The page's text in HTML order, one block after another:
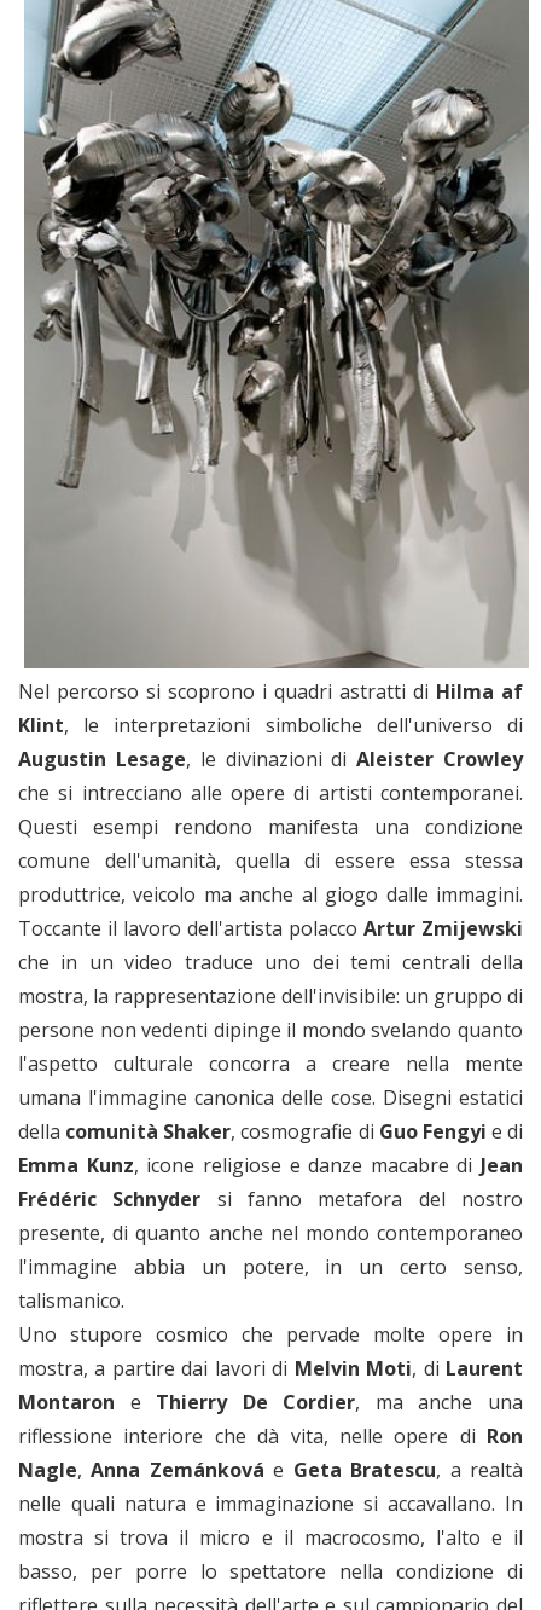
Nel percorso si scoprono i quadri astratti di Hilma af
Klint, le interpretazioni simboliche dell'universo di
Augustin Lesage, le divinazioni diAleister Crowley
che si intrecciano alle opere di artisti contemporanei.
Questi esempi rendono manifesta una condizione
comune dell'umanità, quella di essere essa stessa
produttrice, veicolo ma anche al giogo dalle immagini.
Toccante il lavoro dell'artista polacco Artur Zmijewski
che in un video traduce uno dei temi centrali della
mostra, la rappresentazione dell'invisibile: un gruppo di
persone non vedenti dipinge il mondo svelando quanto
l'aspetto culturale concorra a creare nella mente
umana l'immagine canonica delle cose. Disegni estatici
della comunità Shaker, cosmografie di Guo Fengyi e di
Emma Kunz, icone religiose e danze macabre di Jean
Frédéric Schnyder si fanno metafora del nostro
presente, di quanto anche nel mondo contemporaneo
l'immagine abbia un potere, in un certo senso,
talismanico.
Uno stupore cosmico che pervade molte opere in
mostra, a partire dai lavori di Melvin Moti, di Laurent
Montaron e Thierry De Cordier, ma anche una
riflessione interiore che dà vita, nelle opere di Ron
Nagle,Anna Zemánková e Geta Bratescu, a realtà
nelle quali natura e immaginazione si accavallano. In
mostra si trova il micro e il macrocosmo, l'alto e il
basso, per porre lo spettatore nella condizione di